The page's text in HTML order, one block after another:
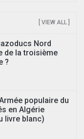
[ VIEW ALL ]
Nord
de la troisième
?
populaire du
en Algérie
livre blanc)